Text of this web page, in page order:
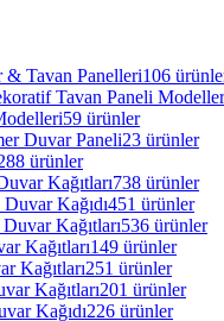
Tavan Panelleri106
Tavan Paneli
59 ürünler
Duvar Paneli23 ürünler
ürünler
Kağıtları738 ürünler
Kağıdı451 ürünler
Kağıtları536 ürünler
Kağıtları149 ürünler
Kağıtları251 ürünler
Kağıtları201 ürünler
Kağıdı226 ürünler